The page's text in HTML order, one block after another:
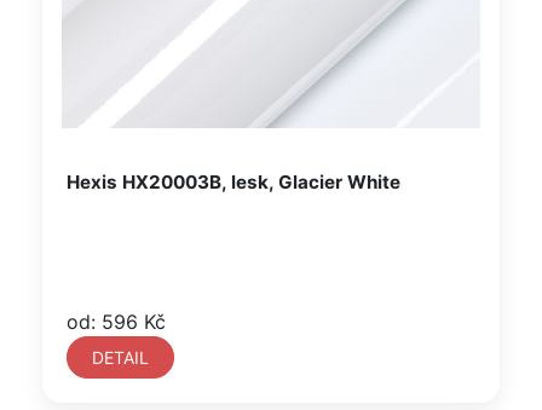
Hexis HX20003B, lesk, Glacier White
od: 596 Kč
DETAIL